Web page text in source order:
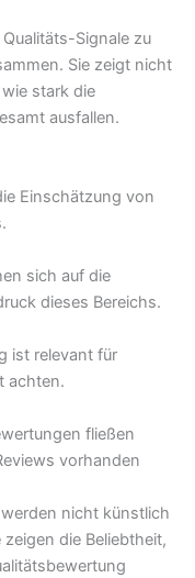
Signale zu
Sie zeigt nicht
stark die
ausfallen.
Einschätzung von
sich auf die
dieses Bereichs.
ist relevant für
achten.
fließen
vorhanden
nicht künstlich
die Beliebtheit,